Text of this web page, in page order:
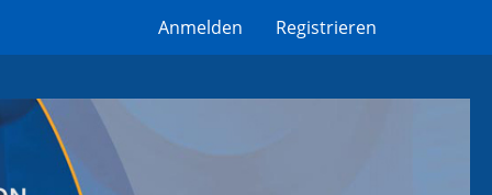
Anmelden Registrieren